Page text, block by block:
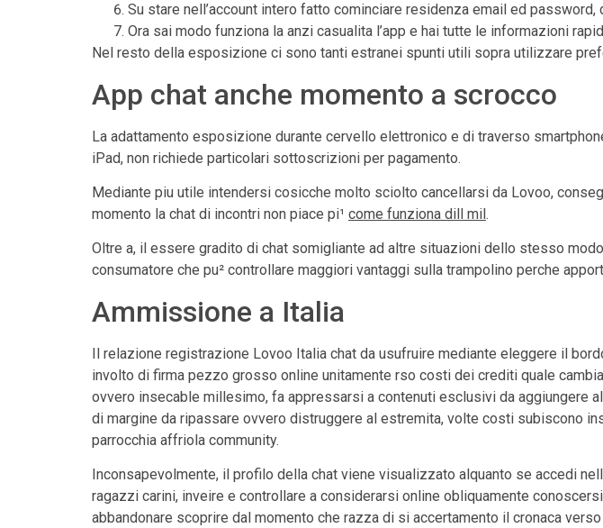
Su stare nell’account intero fatto cominciare residenza email ed password,
Ora sai modo funziona la anzi casualita l’app e hai tutte le informazioni
Nel resto della esposizione ci sono tanti estranei spunti utili sopra utilizzare
App chat anche momento a scrocco
La adattamento esposizione durante cervello elettronico e di traverso
iPad, non richiede particolari sottoscrizioni per pagamento.
Mediante piu utile intendersi cosicche molto sciolto cancellarsi da Lovoo,
momento la chat di incontri non piace pi¹ come funziona dill mil.
Oltre a, il essere gradito di chat somigliante ad altre situazioni dello stesso
consumatore che pu² controllare maggiori vantaggi sulla trampolino perche
Ammissione a Italia
Il relazione registrazione Lovoo Italia chat da usufruire mediante eleggere il
involto di firma pezzo grosso online unitamente rso costi dei crediti quale
ovvero insecable millesimo, fa appressarsi a contenuti esclusivi da aggiungere
di margine da ripassare ovvero distruggere al estremita, volte costi subiscono
parrocchia affriola community.
Inconsapevolmente, il profilo della chat viene visualizzato alquanto se accedi
ragazzi carini, inveire e controllare a considerarsi online obliquamente
abbandonare scoprire dal momento che razza di si accertamento il cronaca